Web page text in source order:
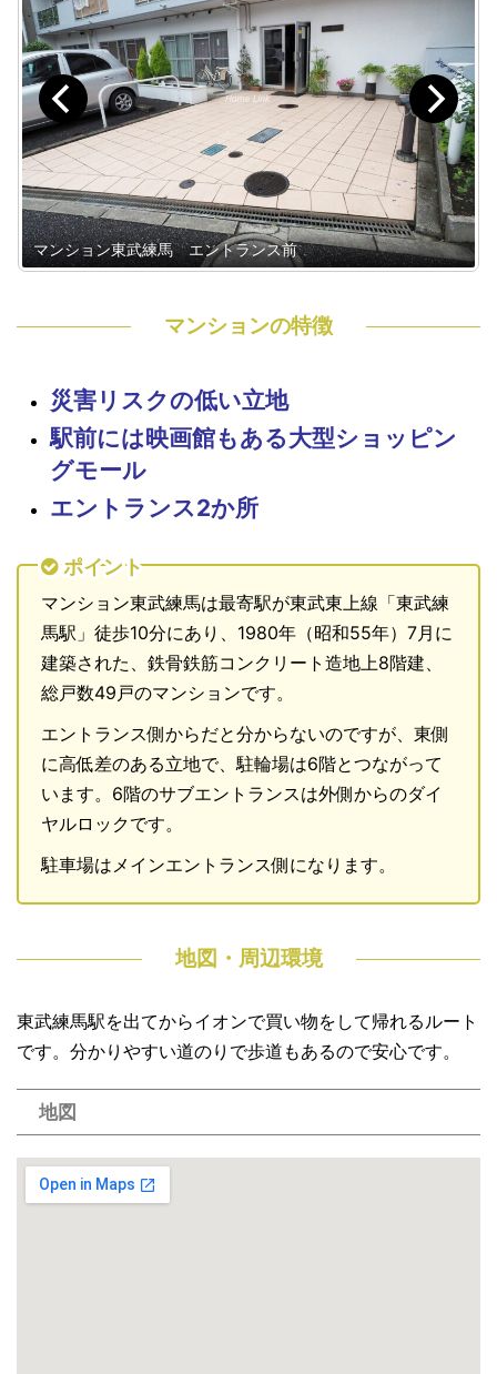
マンション東武練馬 エントランス前
マンションの特徴
災害リスクの低い立地
駅前には映画館もある大型ショッピン
グモール
エントランス2か所
ポイント
マンション東武練馬は最寄駅が東武東上線「東武練
馬駅」徒歩10分にあり、1980年（昭和55年）7月に
建築された、鉄骨鉄筋コンクリート造地上8階建、
総戸数49戸のマンションです。
エントランス側からだと分からないのですが、東側
に高低差のある立地で、駐輪場は6階とつながって
います。6階のサブエントランスは外側からのダイ
ヤルロックです。
駐車場はメインエントランス側になります。
地図・周辺環境
東武練馬駅を出てからイオンで買い物をして帰れるルート
です。分かりやすい道のりで歩道もあるので安心です。
地図